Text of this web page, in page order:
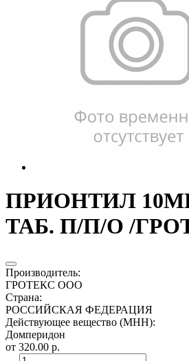
ПРИОНТИЛ
ТАБ. П/П/О /
Производитель:
ГРОТЕКС ООО
Страна:
РОССИЙСКАЯ ФЕДЕРАЦИЯ
Действующее вещество (МНН):
Домперидон
от 320.00 р.